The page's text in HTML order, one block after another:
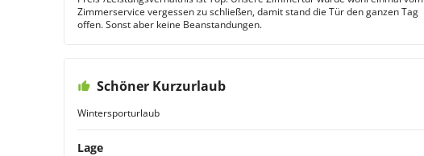
Zimmerservice vergessen zu schließen, damit stand die Tür den ganzen Tag
offen. Sonst aber keine Beanstandungen.
Schöner Kurzurlaub
Wintersporturlaub
Lage